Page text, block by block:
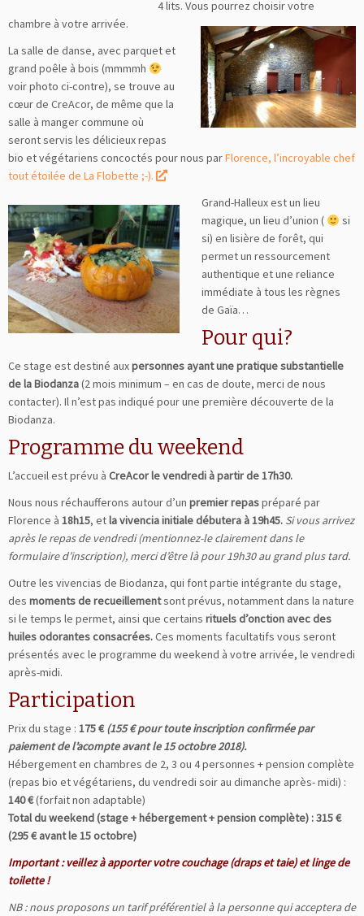
4 lits. Vouspourrez choisir votre
chambre à votre arrivée.
La salle de danse, avec parquet et
grand poêle à bois (mmmmh
voir photo ci-contre), se trouve au
cœur de CreAcor, de même que la
salle à manger commune où
seront servis les délicieux repas
bio et végétariens concoctés pour nous parFlorence, l’incroyable chef
tout étoilée de La Flobette ;-).
Grand-Halleux est un lieu
magique, un lieu d’union (
si
si) en lisière de forêt, qui
permet un ressourcement
authentique et une reliance
immédiate à tous les règnes
de Gaïa…
Pour qui?
Ce stage est destiné auxpersonnes ayant une pratique substantielle
de la Biodanza(2 mois minimum – en cas de doute, merci de nous
contacter). Il n’est pas indiqué pour une première découverte de la
Biodanza.
Programme du weekend
L’accueil est prévu à CreAcorle vendredi à partir de 17h30.
Nous nous réchaufferons autour d’un premier repaspréparé par
Florence à 18h15, etla vivencia initiale débutera à 19h45. Si vous arrivez
après le repas de vendredi (mentionnez-le clairement dans le
formulaire d’inscription), merci d’être là pour 19h30 au grand plus tard.
Outre les vivencias de Biodanza, qui font partie intégrante du stage,
des moments de recueillementsont prévus, notamment dans la nature
si le temps le permet, ainsi que certains rituels d’onction avec des
huiles odorantes consacrées.Ces moments facultatifs vous seront
présentés avec le programme du weekend à votre arrivée, le vendredi
après-midi.
Participation
Prix du stage : 175 € (155 € pour toute inscription confirmée par
paiement de l’acompte avant le 15 octobre 2018).
Hébergement en chambres de 2, 3 ou 4 personnes + pension complète
(repas bio et végétariens, du vendredi soir au dimanche après- midi) :
140 €(forfait non adaptable)
Total du weekend (stage + hébergement + pension complète) : 315 €
(295 € avant le 15 octobre)
Important : veillez à apporter votre couchage (draps et taie) et linge de
toilette !
NB : nous proposons un tarif préférentiel à la personne qui acceptera de